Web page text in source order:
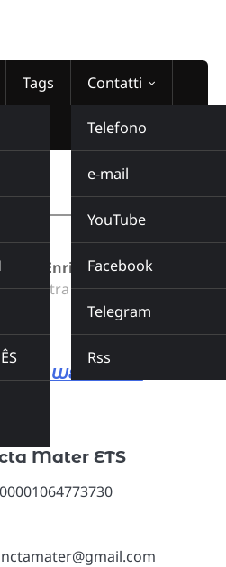
Tags Contatti
Telefono
e-mail
YouTube
Facebook
Telegram
Rss
don Enrico Bernasconi
Nostra
WEBRADIO
Mater ETS